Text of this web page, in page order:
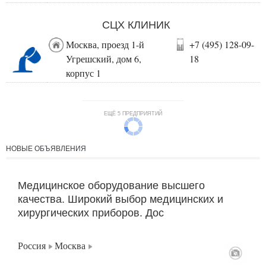
СЦХ КЛИНИК
Москва, проезд 1-й
Угрешский, дом 6,
корпус 1
+7 (495) 128-09-
18
ЕЩЁ 5 ПРЕДПРИЯТИЙ
НОВЫЕ ОБЪЯВЛЕНИЯ
Медицинское оборудование высшего
качества. Широкий выбор медицинских и
хирургических приборов. Дос
Россия Москва